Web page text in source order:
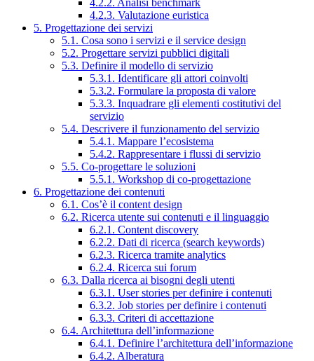
4.2.3. Valutazione euristica
5. Progettazione dei servizi
5.1. Cosa sono i servizi e il service design
5.2. Progettare servizi pubblici digitali
5.3. Definire il modello di servizio
5.3.1. Identificare gli attori coinvolti
5.3.2. Formulare la proposta di valore
5.3.3. Inquadrare gli elementi costitutivi del
servizio
5.4. Descrivere il funzionamento del servizio
5.4.1. Mappare l’ecosistema
5.4.2. Rappresentare i flussi di servizio
5.5. Co-progettare le soluzioni
5.5.1. Workshop di co-progettazione
6. Progettazione dei contenuti
6.1. Cos’è il content design
6.2. Ricerca utente sui contenuti e il linguaggio
6.2.1. Content discovery
6.2.2. Dati di ricerca (search keywords)
6.2.3. Ricerca tramite analytics
6.2.4. Ricerca sui forum
6.3. Dalla ricerca ai bisogni degli utenti
6.3.1. User stories per definire i contenuti
6.3.2. Job stories per definire i contenuti
6.3.3. Criteri di accettazione
6.4. Architettura dell’informazione
6.4.1. Definire l’architettura dell’informazione
6.4.2. Alberatura